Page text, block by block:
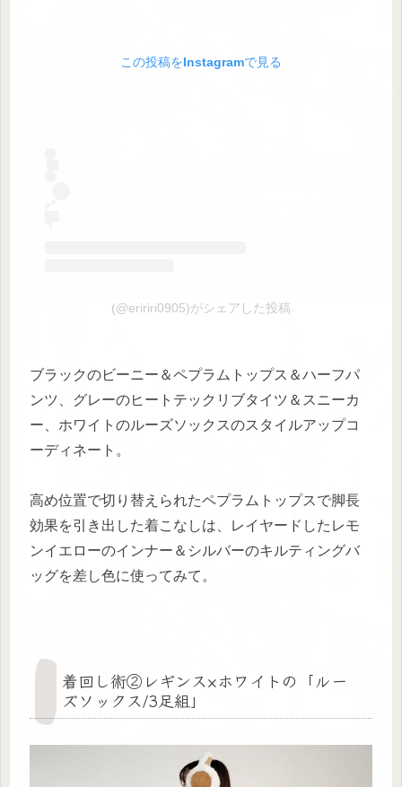
この投稿をInstagramで見る
(@eririri0905)がシェアした投稿
ブラックのビーニー＆ペプラムトップス＆ハーフパ
ンツ、グレーのヒートテックリブタイツ＆スニーカ
ー、ホワイトのルーズソックスのスタイルアップコ
ーディネート。
高め位置で切り替えられたペプラムトップスで脚長
効果を引き出した着こなしは、レイヤードしたレモ
ンイエローのインナー＆シルバーのキルティングバ
ッグを差し色に使ってみて。
着回し術②レギンス×ホワイトの「ルー
ズソックス/3足組」